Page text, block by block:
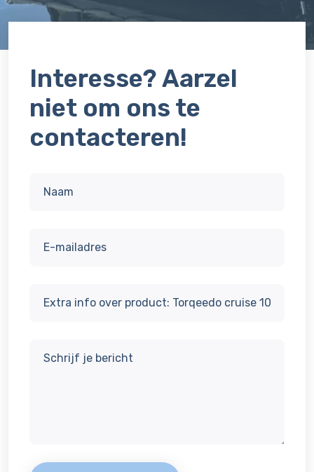
Interesse? Aarzel
niet om ons te
contacteren!